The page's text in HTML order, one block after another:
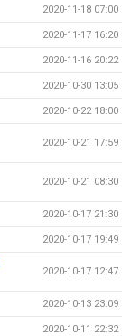
2020-11-18 07:00
2020-11-17 16:20
2020-11-16 20:22
2020-10-30 13:05
2020-10-22 18:00
2020-10-21 17:59
2020-10-21 08:30
2020-10-17 21:30
2020-10-17 19:49
2020-10-17 12:47
2020-10-13 23:09
2020-10-11 22:32